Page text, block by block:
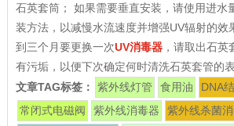
石英套筒； 如果需要垂直安装，请使用进水
装方法，以减慢水流速度并增强UV辐射的效
到三个月要更换一次UV消毒器，请取出石英
有污垢，以便下次确定何时清洗石英套管的
文章TAG标签：
紫外线灯管 食用油 DNA
常闭式电磁阀
紫外线消毒器
紫外线杀菌